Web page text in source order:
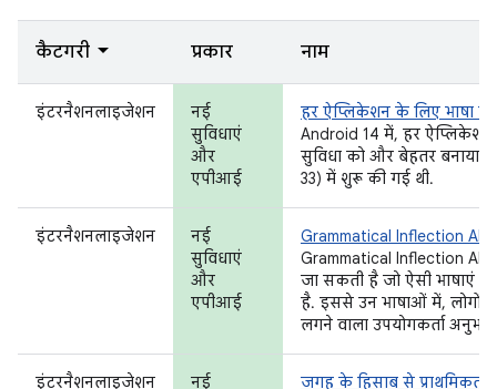
कैटगरी प्रकार नाम
इंटरनैशनलाइजेशन
नई
सुविधाएं
और
एपीआई
हर ऐप्लिकेशन के लिए भाषा की
Android 14 में, हर ऐप्लिकेशन
सुविधा को और बेहतर बनाया
33) में शुरू की गई थी.
इंटरनैशनलाइजेशन
नई
सुविधाएं
और
एपीआई
Grammatical Inflection API
Grammatical Inflection
जा सकती है जो ऐसी भाषाएं
है. इससे उन भाषाओं में, लोगों
लगने वाला उपयोगकर्ता अनुभव
इंटरनैशनलाइजेशन
नई
जगह के हिसाब से प्राथमिकताएं